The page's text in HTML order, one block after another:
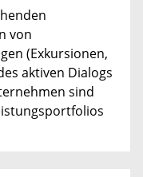
von
(Exkursionen,
aktiven Dialogs
sind